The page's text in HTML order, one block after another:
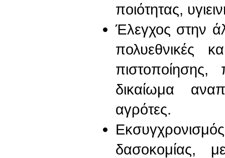
ποιότητας,
Έλεγχος στην
πολυεθνικές
πιστοποίησης,
δικαίωμα
αγρότες.
δασοκομίας,